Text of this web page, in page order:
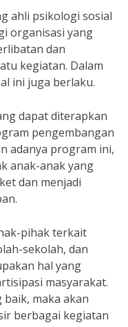
ahli psikologi sosial
organisasi yang
dan
kegiatan. Dalam
ini juga berlaku.
dapat diterapkan
pengembangan
adanya program ini,
anak-anak yang
dan menjadi
pihak terkait
sekolah, dan
hal yang
masyarakat.
baik, maka akan
berbagai kegiatan